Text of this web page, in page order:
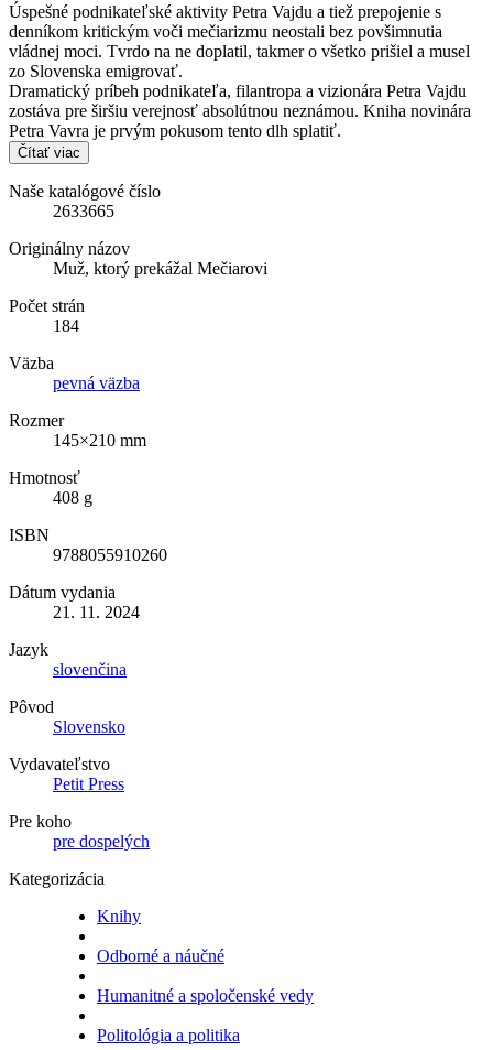
Úspešné podnikateľské aktivity Petra Vajdu a tiež prepojenie s
denníkom kritickým voči mečiarizmu neostali bez povšimnutia
vládnej moci. Tvrdo na ne doplatil, takmer o všetko prišiel a musel
zo Slovenska emigrovať.
Dramatický príbeh podnikateľa, filantropa a vizionára Petra Vajdu
zostáva pre širšiu verejnosť absolútnou neznámou. Kniha novinára
Petra Vavra je prvým pokusom tento dlh splatiť.
Čítať viac
Naše katalógové číslo
2633665
Originálny názov
Muž, ktorý prekážal Mečiarovi
Počet strán
184
Väzba
pevná väzba
Rozmer
145×210 mm
Hmotnosť
408 g
ISBN
9788055910260
Dátum vydania
21. 11. 2024
Jazyk
slovenčina
Pôvod
Slovensko
Vydavateľstvo
Petit Press
Pre koho
pre dospelých
Kategorizácia
Knihy
Odborné a náučné
Humanitné a spoločenské vedy
Politológia a politika